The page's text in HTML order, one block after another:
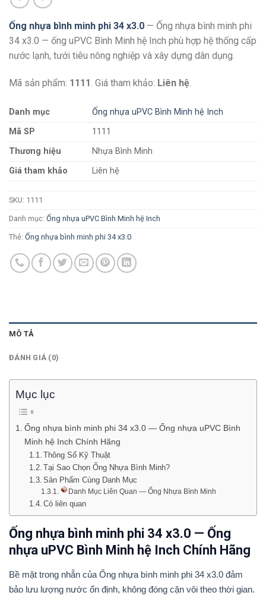
Ống nhựa bình minh phi 34 x3.0 — Ống nhựa bình minh phi
34 x3.0 — ống uPVC Bình Minh hệ Inch phù hợp hệ thống cấp
nước lạnh, tưới tiêu nông nghiệp và xây dựng dân dụng.
Mã sản phẩm: 1111 . Giá tham khảo: Liên hệ
Danh mục
Ống nhựa uPVC Bình Minh hệ Inch
Mã SP
1111
Thương hiệu
Nhựa Bình Minh
Giá tham khảo
Liên hệ
SKU: 1111
Danh mục: Ống nhựa uPVC Bình Minh hệ Inch
Thẻ: Ống nhựa bình minh phi 34 x3.0
MÔ TẢ
ĐÁNH GIÁ (0)
Mục lục
Ống nhựa bình minh phi 34 x3.0 — Ống nhựa uPVC Bình
Minh hệ Inch Chính Hãng
Thông Số Kỹ Thuật
Tại Sao Chọn Ống Nhựa Bình Minh?
Sản Phẩm Cùng Danh Mục
Danh Mục Liên Quan — Ống Nhựa Bình Minh
Có liên quan
Ống nhựa bình minh phi 34 x3.0 — Ống
nhựa uPVC Bình Minh hệ Inch Chính Hãng
Bề mặt trong nhẵn của Ống nhựa bình minh phi 34 x3.0 đảm
bảo lưu lượng nước ổn định, không đóng cặn vôi theo thời gian.